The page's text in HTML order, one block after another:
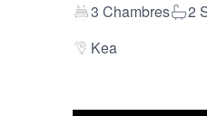
3 Chambres 2
Kea